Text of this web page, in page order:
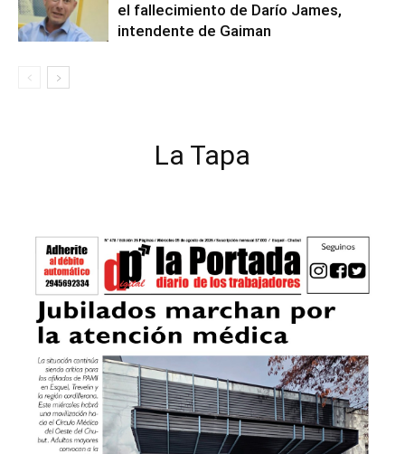
el fallecimiento de Darío James,
intendente de Gaiman
La Tapa